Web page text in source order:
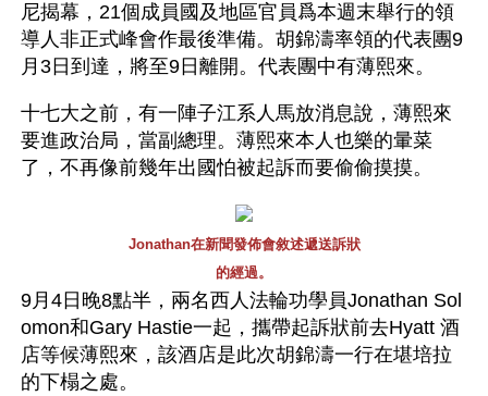
尼揭幕，21個成員國及地區官員爲本週末舉行的領
導人非正式峰會作最後準備。胡錦濤率領的代表團9
月3日到達，將至9日離開。代表團中有薄熙來。
十七大之前，有一陣子江系人馬放消息說，薄熙來
要進政治局，當副總理。薄熙來本人也樂的暈菜
了，不再像前幾年出國怕被起訴而要偷偷摸摸。
Jonathan在新聞發佈會敘述遞送訴狀
的經過。
9月4日晚8點半，兩名西人法輪功學員Jonathan Sol
omon和Gary Hastie一起，攜帶起訴狀前去Hyatt 酒
店等候薄熙來，該酒店是此次胡錦濤一行在堪培拉
的下榻之處。